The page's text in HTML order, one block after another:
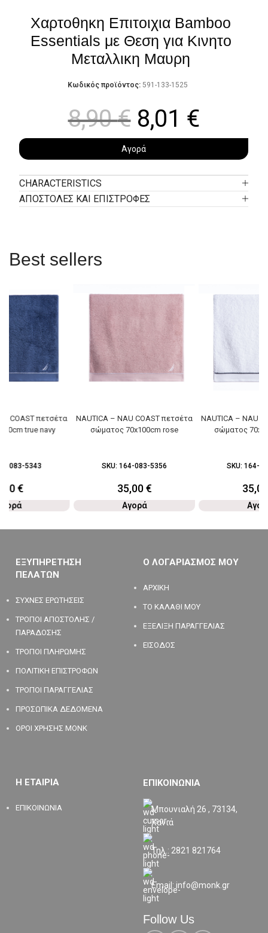
Χαρτοθηκη Επιτοιχια Bamboo
Essentials με Θεση για Κινητο
Μεταλλικη Μαυρη
Κωδικός προϊόντος: 591-133-1525
8,90€ 8,01 €
Αγορά
CHARACTERISTICS
ΑΠΟΣΤΟΛΕΣ ΚΑΙ ΕΠΙΣΤΡΟΦΕΣ
Best sellers
COAST πετσέτα
true navy
083-5343
€
NAUTICA – NAU COAST πετσέτα
σώματος 70x100cm rose
SKU: 164-083-5356
35,00€
Αγορά
NAUTICA – NAU
σώματος
SKU: 164-
ΕΞΥΠΗΡΕΤΗΣΗ
ΠΕΛΑΤΩΝ
ΣΥΧΝΕΣ ΕΡΩΤΗΣΕΙΣ
ΤΡΟΠΟΙ ΑΠΟΣΤΟΛΗΣ /
ΠΑΡΑΔΟΣΗΣ
ΤΡΟΠΟΙ ΠΛΗΡΩΜΗΣ
ΠΟΛΙΤΙΚΗ ΕΠΙΣΤΡΟΦΩΝ
ΤΡΟΠΟΙ ΠΑΡΑΓΓΕΛΙΑΣ
ΠΡΟΣΩΠΙΚΑ ΔΕΔΟΜΕΝΑ
ΟΡΟΙ ΧΡΗΣΗΣ MONK
Ο ΛΟΓΑΡΙΑΣΜΟΣ ΜΟΥ
ΑΡΧΙΚΗ
ΤΟ ΚΑΛΑΘΙ ΜΟΥ
ΕΞΕΛΙΞΗ ΠΑΡΑΓΓΕΛΙΑΣ
ΕΙΣΟΔΟΣ
Η ΕΤΑΙΡΙΑ
ΕΠΙΚΟΙΝΩΝΙΑ
ΕΠΙΚΟΙΝΩΝΙΑ
Μπουνιαλή 26 , 73134,
Χανιά
Τηλ.: 2821 821764
Email: info@monk.gr
Follow Us